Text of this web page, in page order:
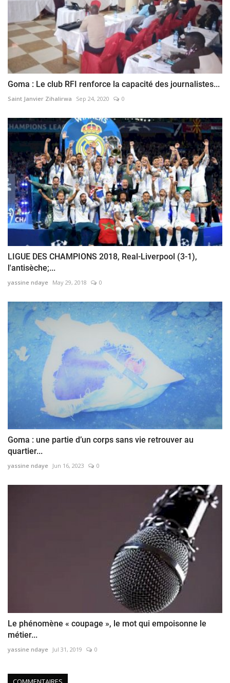
Goma : Le club RFI renforce la capacité des journalistes...
Saint Janvier Zihalirwa Sep 24, 2020 0
LIGUE DES CHAMPIONS 2018, Real-Liverpool (3-1),
l'antisèche;...
yassine ndaye May 29, 2018 0
Goma : une partie d’un corps sans vie retrouver au
quartier...
yassine ndaye Jun 16, 2023 0
Le phénomène « coupage », le mot qui empoisonne le
métier...
yassine ndaye Jul 31, 2019 0